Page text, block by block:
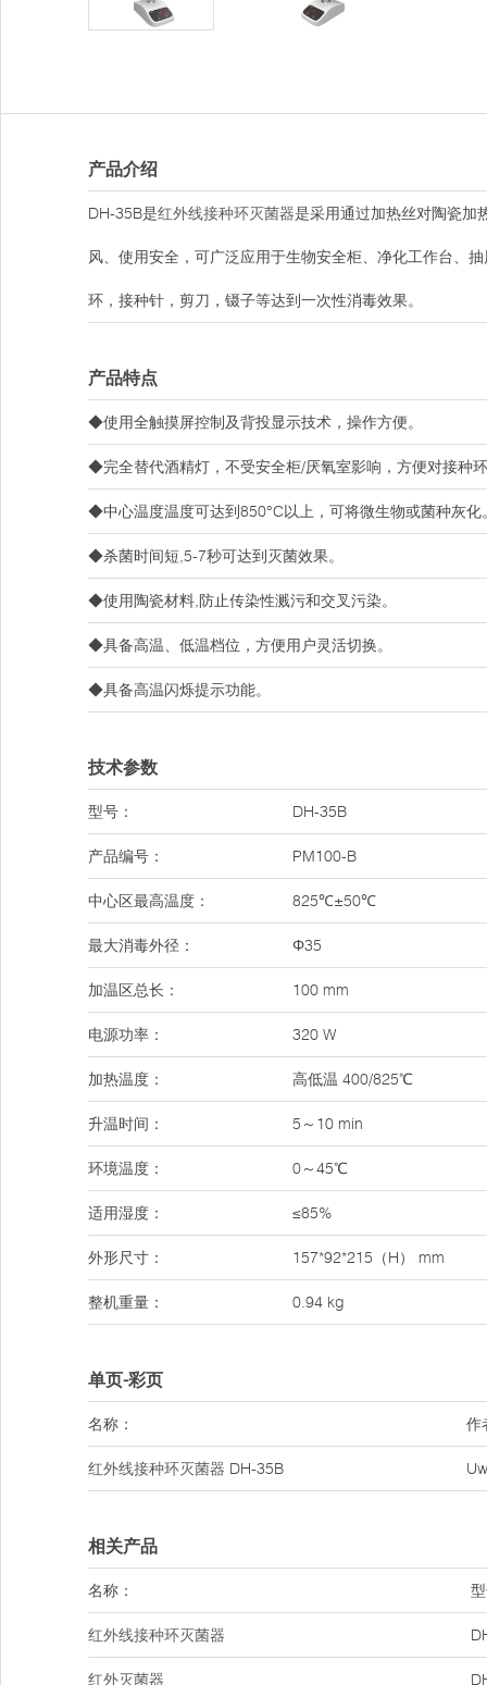
产品介绍
DH-35B是红外线接种环灭菌器是采用通过加热丝对陶瓷加
风、使用安全，可广泛应用于生物安全柜、净化工作台、
环，接种针，剪刀，镊子等达到一次性消毒效果。
产品特点
◆使用全触摸屏控制及背投显示技术，操作方便。
◆完全替代酒精灯，不受安全柜/厌氧室影响，方便对接种
◆中心温度温度可达到850°C以上，可将微生物或菌种灰化
◆杀菌时间短,5-7秒可达到灭菌效果。
◆使用陶瓷材料,防止传染性溅污和交叉污染。
◆具备高温、低温档位，方便用户灵活切换。
◆具备高温闪烁提示功能。
技术参数
型号： DH-35B
产品编号： PM100-B
中心区最高温度： 825℃±50℃
最大消毒外径： Φ35
加温区总长： 100 mm
电源功率： 320 W
加热温度： 高低温 400/825℃
升温时间： 5～10 min
环境温度： 0～45℃
适用湿度： ≤85%
外形尺寸： 157*92*215（H） mm
整机重量： 0.94 kg
单页-彩页
名称： 作
红外线接种环灭菌器 DH-35B
相关产品
名称：
红外线接种环灭菌器
红外灭菌器